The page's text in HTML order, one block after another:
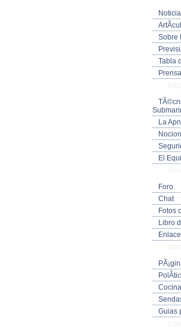
Noticia
Sobre
Tabla
Prensa
La
El
Foro
Chat
Fotos
Libro
Guias